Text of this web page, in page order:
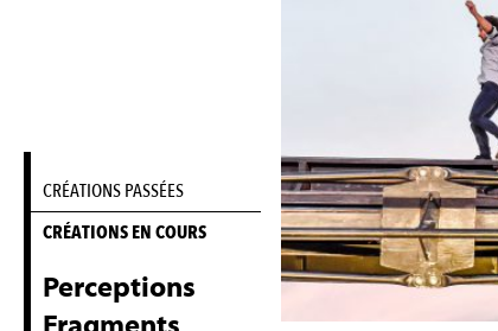
CRÉATIONS PASSÉES
CRÉATIONS EN COURS
Perceptions